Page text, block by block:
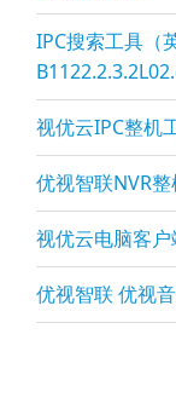
IPC搜索工具（
视优云IPC整机
优视智联NVR
视优云电脑客
优视智联 优视